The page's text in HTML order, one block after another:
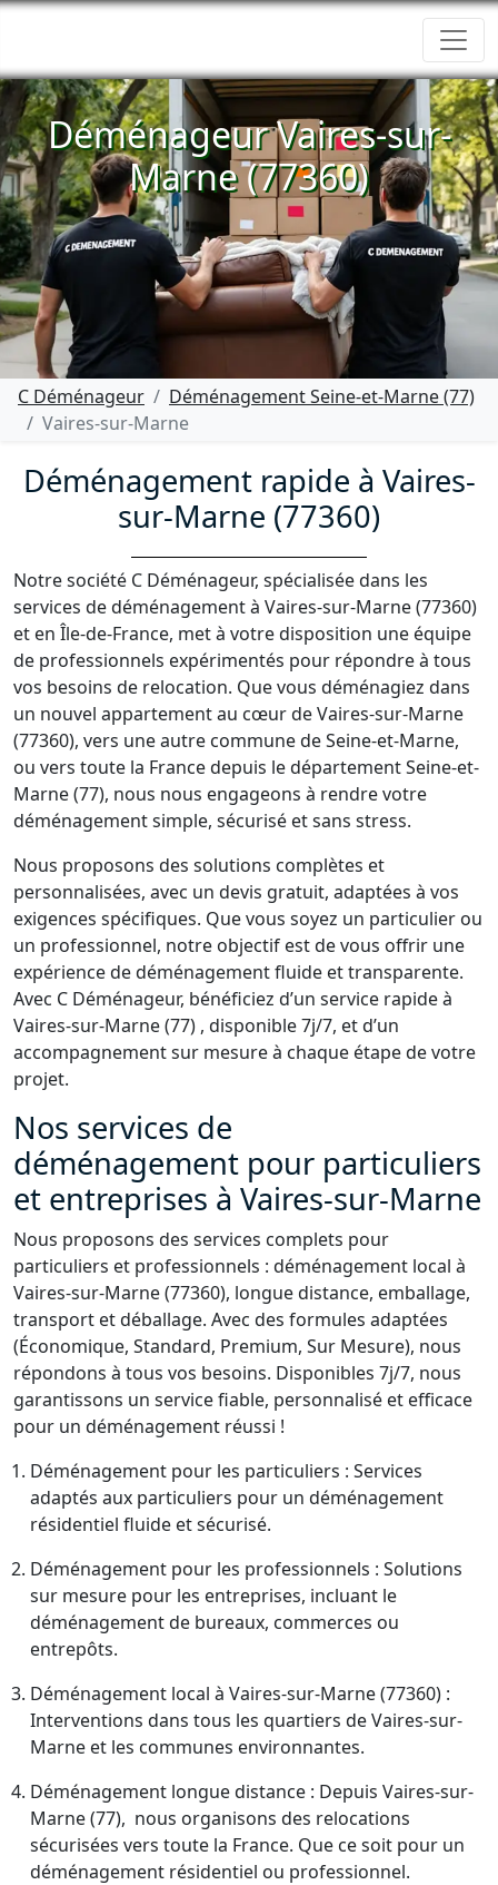
Déménageur Vaires-sur-
Marne (77360)
C Déménageur
Déménagement Seine-et-Marne (77)
Vaires-sur-Marne
Déménagement rapide à Vaires-
sur-Marne (77360)
Notre société C Déménageur, spécialisée dans les
services de déménagement à Vaires-sur-Marne (77360)
et en Île-de-France, met à votre disposition une équipe
de professionnels expérimentés pour répondre à tous
vos besoins de relocation. Que vous déménagiez dans
un nouvel appartement au cœur de Vaires-sur-Marne
(77360), vers une autre commune de Seine-et-Marne,
ou vers toute la France depuis le département Seine-et-
Marne (77), nous nous engageons à rendre votre
déménagement simple, sécurisé et sans stress.
Nous proposons des solutions complètes et
personnalisées, avec un devis gratuit, adaptées à vos
exigences spécifiques. Que vous soyez un particulier ou
un professionnel, notre objectif est de vous offrir une
expérience de déménagement fluide et transparente.
Avec C Déménageur, bénéficiez d’un service rapide à
Vaires-sur-Marne (77) , disponible 7j/7, et d’un
accompagnement sur mesure à chaque étape de votre
projet.
Nos services de
déménagement pour particuliers
et entreprises à Vaires-sur-Marne
Nous proposons des services complets pour
particuliers et professionnels : déménagement local à
Vaires-sur-Marne (77360), longue distance, emballage,
transport et déballage. Avec des formules adaptées
(Économique, Standard, Premium, Sur Mesure), nous
répondons à tous vos besoins. Disponibles 7j/7, nous
garantissons un service fiable, personnalisé et efficace
pour un déménagement réussi !
Déménagement pour les particuliers : Services
adaptés aux particuliers pour un déménagement
résidentiel fluide et sécurisé.
Déménagement pour les professionnels : Solutions
sur mesure pour les entreprises, incluant le
déménagement de bureaux, commerces ou
entrepôts.
Déménagement local à Vaires-sur-Marne (77360) :
Interventions dans tous les quartiers de Vaires-sur-
Marne et les communes environnantes.
Déménagement longue distance : Depuis Vaires-sur-
Marne (77), nous organisons des relocations
sécurisées vers toute la France. Que ce soit pour un
déménagement résidentiel ou professionnel.